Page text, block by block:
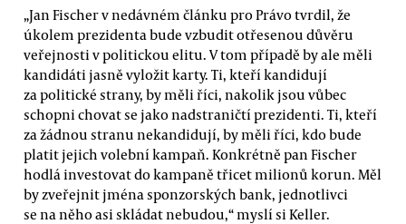
„Jan Fischer v nedávném článku pro Právo tvrdil, že
úkolem prezidenta bude vzbudit otřesenou důvěru
veřejnosti v politickou elitu. V tom případě by ale měli
kandidáti jasně vyložit karty. Ti, kteří kandidují
za politické strany, by měli říci, nakolik jsou vůbec
schopni chovat se jako nadstraničtí prezidenti. Ti, kteří
za žádnou stranu nekandidují, by měli říci, kdo bude
platit jejich volební kampaň. Konkrétně pan Fischer
hodlá investovat do kampaně třicet milionů korun. Měl
by zveřejnit jména sponzorských bank, jednotlivci
se na něho asi skládat nebudou,“ myslí si Keller.